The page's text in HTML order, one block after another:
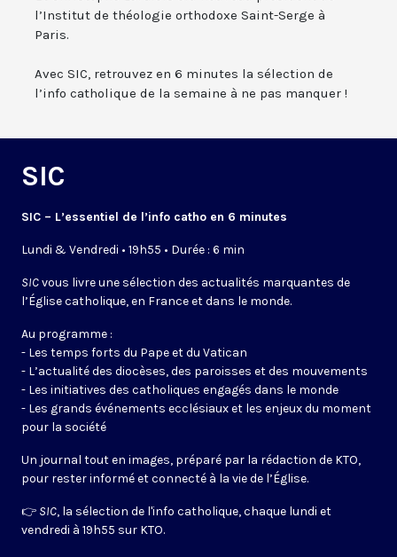
l’Institut de théologie orthodoxe Saint-Serge à
Paris.
Avec SIC, retrouvez en 6 minutes la sélection de
l’info catholique de la semaine à ne pas manquer !
SIC
SIC – L’essentiel de l’info catho en 6 minutes
Lundi & Vendredi • 19h55 • Durée : 6 min
SICvous livre une sélection des actualités marquantes de
l’Église catholique, en France et dans le monde.
Au programme :
- Les temps forts du Pape et du Vatican
- L’actualité des diocèses, des paroisses et des mouvements
- Les initiatives des catholiques engagés dans le monde
- Les grands événements ecclésiaux et les enjeux du moment
pour la société
Un journal tout en images, préparé par la rédaction de KTO,
pour rester informé et connecté à la vie de l’Église.
👉 SIC, la sélection de l'info catholique, chaque lundi et
vendredi à 19h55 sur KTO.